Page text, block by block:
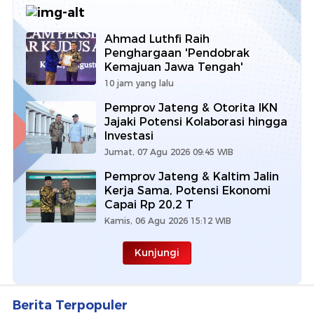
Ahmad Luthfi Raih
Penghargaan 'Pendobrak
Kemajuan Jawa Tengah'
10 jam yang lalu
Pemprov Jateng & Otorita IKN
Jajaki Potensi Kolaborasi hingga
Investasi
Jumat, 07 Agu 2026 09:45 WIB
Pemprov Jateng & Kaltim Jalin
Kerja Sama, Potensi Ekonomi
Capai Rp 20,2 T
Kamis, 06 Agu 2026 15:12 WIB
Kunjungi
Berita Terpopuler